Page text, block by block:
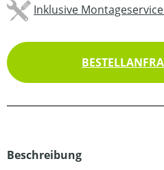
Inklusive
Beschreibung